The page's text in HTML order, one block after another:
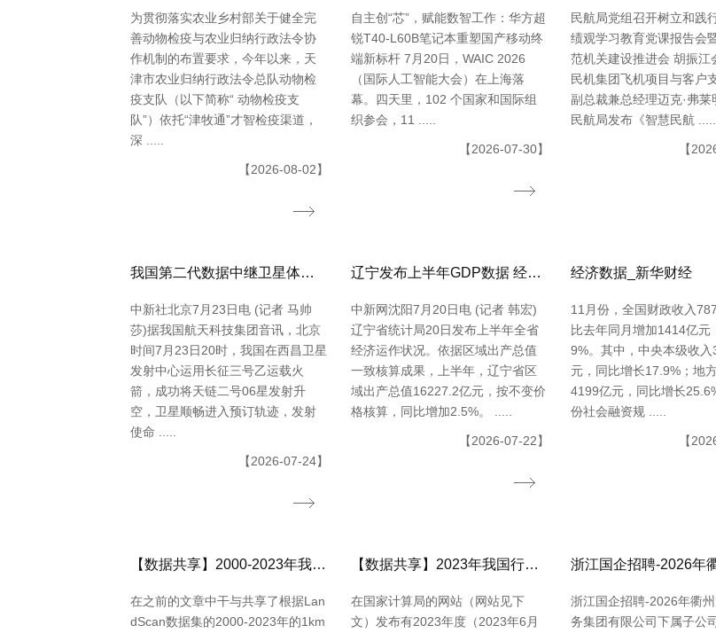
为贯彻落实农业乡村部关于健全完
善动物检疫与农业归纳行政法令协
作机制的布置要求，今年以来，天
津市农业归纳行政法令总队动物检
疫支队（以下简称“ 动物检疫支
队”）依托“津牧通”才智检疫渠道，
深 .....
【2026-08-02】
自主创“芯”，赋能数智工作：华方超
锐T40-L60B笔记本重塑国产移动终
端新标杆 7月20日，WAIC 2026
（国际人工智能大会）在上海落
幕。四天里，102 个国家和国际组
织参会，11 .....
【2026-07-30】
民航局党组召开树立和践
绩观学习教育党课报告会
范机关建设推进会 胡振江
民机集团飞机项目与客户
副总裁兼总经理迈克·弗莱
民航局发布《智慧民航 .....
【
我国第二代数据中继卫星体系再添新成员
中新社北京7月23日电 (记者 马帅
莎)据我国航天科技集团音讯，北京
时间7月23日20时，我国在西昌卫星
发射中心运用长征三号乙运载火
箭，成功将天链二号06星发射升
空，卫星顺畅进入预订轨迹，发射
使命 .....
【2026-07-24】
辽宁发布上半年GDP数据 经济运转整体平稳
中新网沈阳7月20日电 (记者 韩宏)
辽宁省统计局20日发布上半年全省
经济运作状况。依据区域出产总值
一致核算成果，上半年，辽宁省区
域出产总值16227.2亿元，按不变价
格核算，同比增加2.5%。 .....
【2026-07-22】
经济数据_新华财经
11月份，全国财政收入
比去年同月增加1414亿元
9%。其中，中央本级收
元，同比增长17.9%；地
4199亿元，同比增长
份社会融资规 .....
【
【数据共享】2000-2023年我国城镇人口数量数据（免费获取ShpExcel格局）
在之前的文章中干与共享了根据Lan
dScan数据集的2000-2023年的1km
【数据共享】2023年我国行政村（社区）点位数据（免费获取shpexcel格局）
在国家计算局的网站（网站见下
文）发布有2023年度（2023年6月
浙江国企招聘-2026年衢
务集团有限公司下属子公